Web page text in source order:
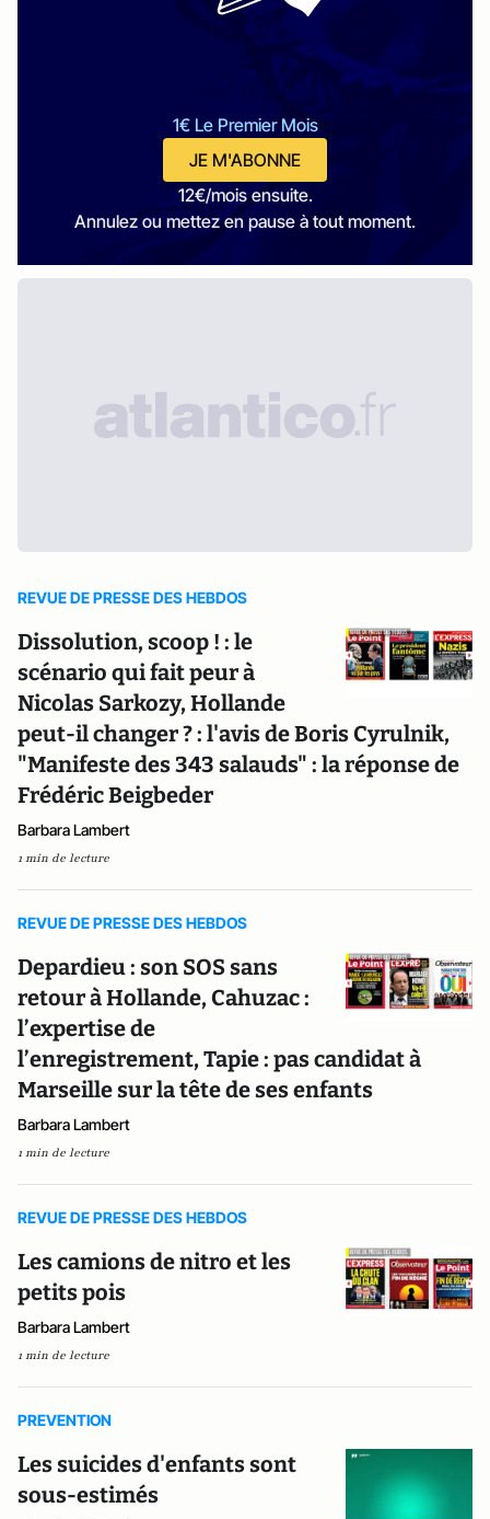
1€ Le Premier Mois
JE M'ABONNE
12€/mois ensuite.
Annulez ou mettez en pause à tout moment.
REVUE DE PRESSE DES HEBDOS
Dissolution, scoop ! : le
scénario qui fait peur à
Nicolas Sarkozy, Hollande
peut-il changer ? : l'avis de Boris Cyrulnik,
"Manifeste des 343 salauds" : la réponse de
Frédéric Beigbeder
Barbara Lambert
1 min de lecture
REVUE DE PRESSE DES HEBDOS
Depardieu : son SOS sans
retour à Hollande, Cahuzac :
l’expertise de
l’enregistrement, Tapie : pas candidat à
Marseille sur la tête de ses enfants
Barbara Lambert
1 min de lecture
REVUE DE PRESSE DES HEBDOS
Les camions de nitro et les
petits pois
Barbara Lambert
1 min de lecture
PREVENTION
Les suicides d'enfants sont
sous-estimés